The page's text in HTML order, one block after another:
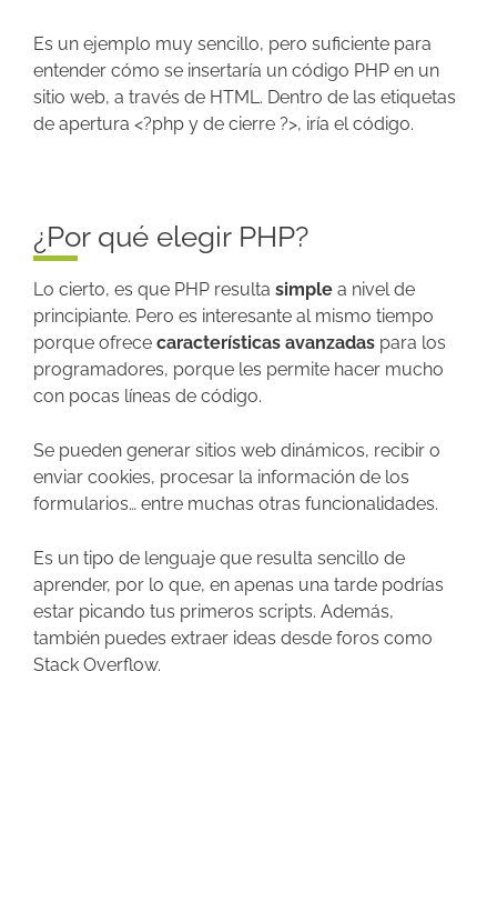
Es un ejemplo muy sencillo, pero suficiente para
entender cómo se insertaría un código PHP en un
sitio web, a través de HTML. Dentro de las etiquetas
de apertura <?php y de cierre ?>, iría el código.
¿Por qué elegir PHP?
Lo cierto, es que PHP resulta simple a nivel de
principiante. Pero es interesante al mismo tiempo
porque ofrece características avanzadas para los
programadores, porque les permite hacer mucho
con pocas líneas de código.
Se pueden generar sitios web dinámicos, recibir o
enviar cookies, procesar la información de los
formularios… entre muchas otras funcionalidades.
Es un tipo de lenguaje que resulta sencillo de
aprender, por lo que, en apenas una tarde podrías
estar picando tus primeros scripts. Además,
también puedes extraer ideas desde foros como
Stack Overflow.